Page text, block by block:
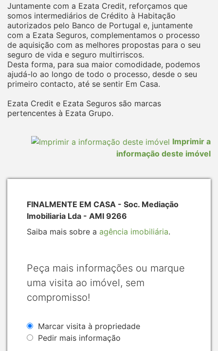
Juntamente com a Ezata Credit, reforçamos que
somos intermediários de Crédito à Habitação
autorizados pelo Banco de Portugal e, juntamente
com a Ezata Seguros, complementamos o processo
de aquisição com as melhores propostas para o seu
seguro de vida e seguro multirriscos.
Desta forma, para sua maior comodidade, podemos
ajudá-lo ao longo de todo o processo, desde o seu
primeiro contacto, até se sentir Em Casa.
Ezata Credit e Ezata Seguros são marcas
pertencentes à Ezata Grupo.
Imprimir a
informação deste imóvel
FINALMENTE EM CASA - Soc. Mediação
Imobiliaria Lda - AMI 9266
Saiba mais sobre a agência imobiliária.
Peça mais informações ou marque
uma visita ao imóvel, sem
compromisso!
Marcar visita à propriedade
Pedir mais informação